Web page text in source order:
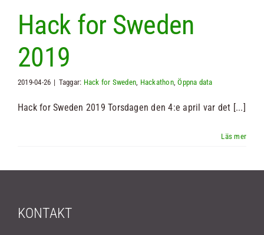
Hack for Sweden
2019
2019-04-26 | Taggar: Hack for Sweden, Hackathon,Öppna data
Hack for Sweden 2019 Torsdagen den 4:e april var det [...]
KONTAKT